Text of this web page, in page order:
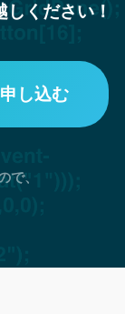
ください！
し込む
で、